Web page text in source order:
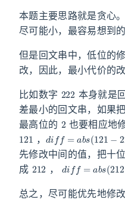
本题主要思路就是贪心
尽可能小，最容易想到
但是回文串中，低位的
改，因此，最小代价的
比如数字
本身就是
差最小的回文串，如果
最高位的
2
也要相应地
121
，
dif f= abs(121−
先修改中间的值，把十
成
212
，
diff=ab s(212
总之，尽可能优先地修